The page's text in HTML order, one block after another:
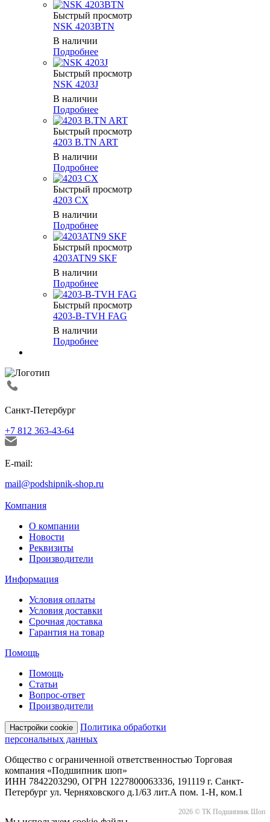
Быстрый просмотр
NSK 4203BTN
В наличии
Подробнее
Быстрый просмотр
NSK 4203J
В наличии
Подробнее
Быстрый просмотр
4203 B.TN ART
В наличии
Подробнее
Быстрый просмотр
4203 CX
В наличии
Подробнее
Быстрый просмотр
4203ATN9 SKF
В наличии
Подробнее
Быстрый просмотр
4203-B-TVH FAG
В наличии
Подробнее
Санкт-Петербург
+7 812 363-43-64
E-mail:
mail@podshipnik-shop.ru
Компания
О компании
Новости
Реквизиты
Производители
Информация
Условия оплаты
Условия доставки
Срочная доставка
Гарантия на товар
Помощь
Помощь
Статьи
Вопрос-ответ
Производители
Настройки cookie
Политика обработки
персональных данных
Общество с ограниченной ответственностью Торговая
компания «Подшипник шоп»
ИНН 7842203290, ОГРН 1227800063336, 191119 г. Санкт-
Петербург ул. Черняховского д.1/63 лит.А пом. 1-Н, ком.1
2026 © ТК Подшипник Шоп